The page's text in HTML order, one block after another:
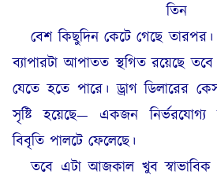
তিন
বেশ কিছুদিন কেটে গেছে তারপর।
ব্যাপারটা আপাতত স্থগিত রয়েছে
যেতে হতে পারে। ড্রাগ ডিলারের
সৃষ্টি হয়েছে— একজন নির্ভরযোগ্য
বিবৃতি পালটে ফেলেছে।
তবে এটা আজকাল খুব স্বাভাবিক